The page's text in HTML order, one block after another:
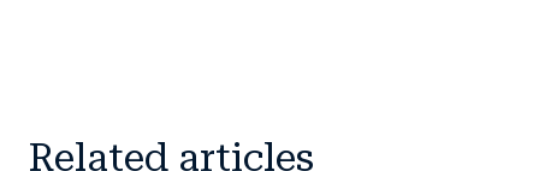
Related articles